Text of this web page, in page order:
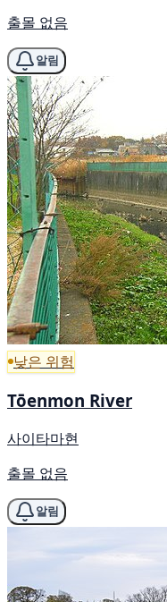
출몰 없음
알림
낮은 위험
Tōenmon River
사이타마현
출몰 없음
알림